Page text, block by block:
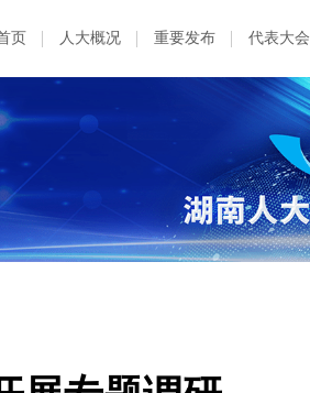
页 人大概况 重要发布 代表大会